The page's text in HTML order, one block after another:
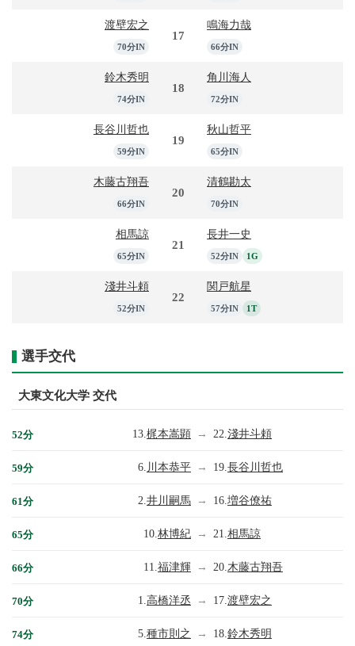
渡壁宏之
70分IN
17
鳴海力哉
66分IN
鈴木秀明
74分IN
18
角川海人
72分IN
長谷川哲也
59分IN
19
秋山哲平
65分IN
木藤古翔吾
66分IN
20
清鶴勘太
70分IN
相馬諒
65分IN
21
長井一史
52分IN 1G
淺井斗頼
52分IN
22
関戸航星
57分IN 1T
選手交代
大東文化大学 交代
52分 13. 梶本嵩顕 → 22. 淺井斗頼
59分 6. 川本恭平 → 19. 長谷川哲也
61分 2. 井川嗣馬 → 16. 増谷僚祐
65分 10. 林博紀 → 21. 相馬諒
66分 11. 福津輝 → 20. 木藤古翔吾
70分 1. 高橋洋丞 → 17. 渡壁宏之
74分 5. 種市則之 → 18. 鈴木秀明